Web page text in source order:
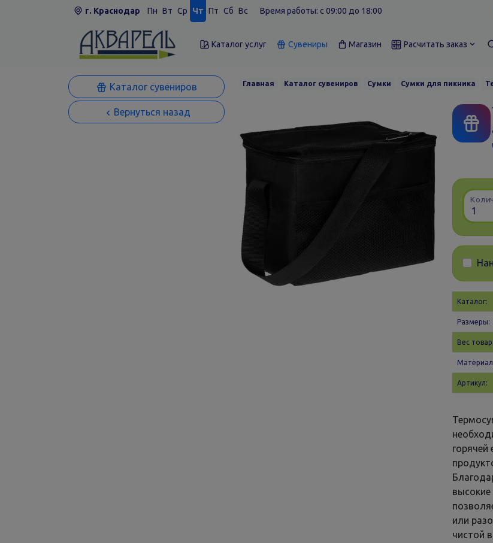
г. Краснодар Пн Вт Ср Чт Пт Сб Вс Время работы: c 09:00 до 18:00
Каталог услуг Сувениры Магазин Расчитать заказ
Каталог сувениров
Вернуться назад
Главная Каталог сувениров Сумки Сумки для пикника
Каталог:
Размеры:
Вес
Артикул:
высокие
или
чистой